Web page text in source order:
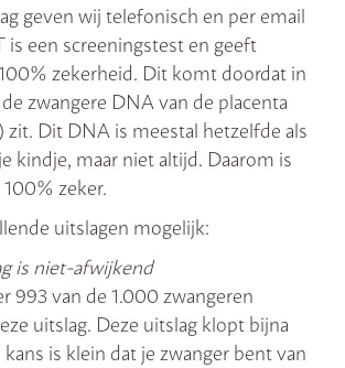
geven wij telefonisch en per email
is een screeningstest en geeft
zekerheid. Dit komt doordat in
zwangere DNA van de placenta
zit. Dit DNA is meestal hetzelfde als
kindje, maar niet altijd. Daarom is
zeker.
uitslagen mogelijk:
is niet-afwijkend
993 van de 1.000 zwangeren
uitslag. Deze uitslag klopt bijna
kans is klein dat je zwanger bent van